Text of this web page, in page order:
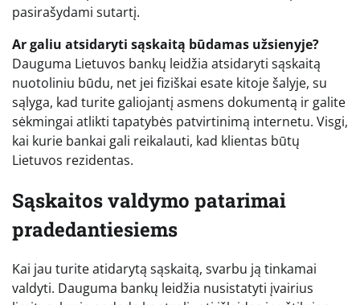
pasirašydami sutartį.
Ar galiu atsidaryti sąskaitą būdamas užsienyje?
Dauguma Lietuvos bankų leidžia atsidaryti sąskaitą
nuotoliniu būdu, net jei fiziškai esate kitoje šalyje, su
sąlyga, kad turite galiojantį asmens dokumentą ir galite
sėkmingai atlikti tapatybės patvirtinimą internetu. Visgi,
kai kurie bankai gali reikalauti, kad klientas būtų
Lietuvos rezidentas.
Sąskaitos valdymo patarimai
pradedantiesiems
Kai jau turite atidarytą sąskaitą, svarbu ją tinkamai
valdyti. Dauguma bankų leidžia nusistatyti įvairius